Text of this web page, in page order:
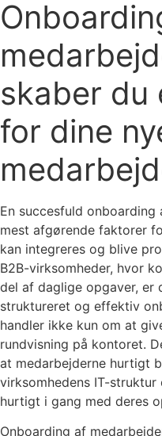
skaber du
for dine
En succesfuld
mest afgørende faktorer
kan integreres og blive
B2B-virksomheder, hvor
del af daglige opgaver, er
struktureret og effektiv
handler ikke kun om at
rundvisning på kontoret.
at medarbejderne hurtigt
virksomhedens IT-
hurtigt i gang med deres
Onboarding af